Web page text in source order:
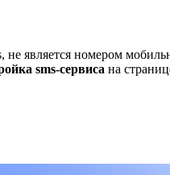
не является номером
sms-сервиса на